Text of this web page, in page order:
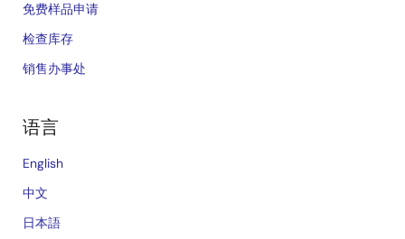
免费样品申请
检查库存
销售办事处
语言
English
中文
日本語